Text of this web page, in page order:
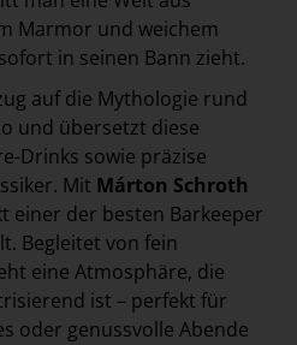
Marmor und weichem
in seinen Bann zieht.
auf die Mythologie rund
und übersetzt diese
Drinks sowie präzise
Mit Márton Schroth
einer der besten Barkeeper
Begleitet von fein
eine Atmosphäre, die
ist – perfekt für
oder genussvolle Abende